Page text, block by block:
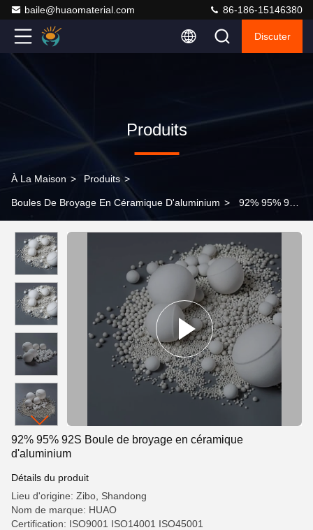
baile@huaomaterial.com 86-186-15146380
Discuter
Produits
À La Maison > Produits >
Boules De Broyage En Céramique D'aluminium > 92% 95% 92S
92% 95% 92S Boule de broyage en céramique
d'aluminium
Détails du produit
Lieu d'origine: Zibo, Shandong
Nom de marque: HUAO
Certification: ISO9001 ISO14001 ISO45001